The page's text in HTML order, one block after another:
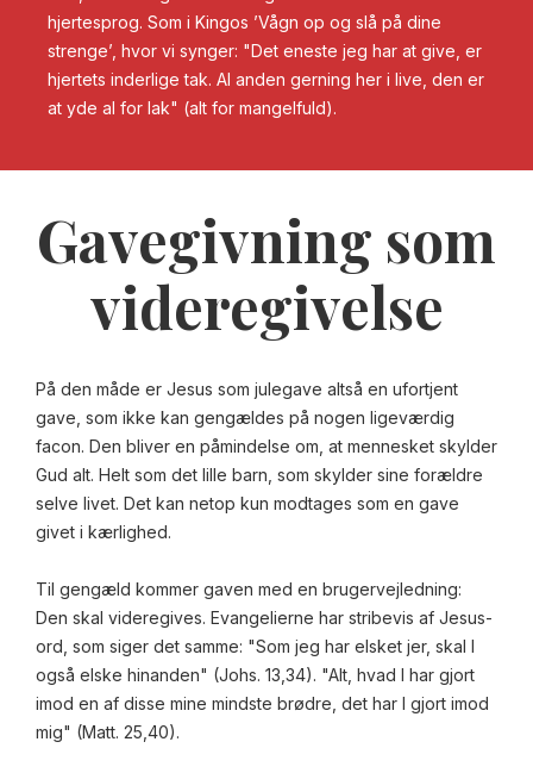
hjertesprog. Som i Kingos ’Vågn op og slå på dine
strenge’, hvor vi synger: "Det eneste jeg har at give, er
hjertets inderlige tak. Al anden gerning her i live, den er
at yde al for lak" (alt for mangelfuld).
Gavegivning som
videregivelse
På den måde er Jesus som julegave altså en ufortjent
gave, som ikke kan gengældes på nogen ligeværdig
facon. Den bliver en påmindelse om, at mennesket skylder
Gud alt. Helt som det lille barn, som skylder sine forældre
selve livet. Det kan netop kun modtages som en gave
givet i kærlighed.
Til gengæld kommer gaven med en brugervejledning:
Den skal videregives. Evangelierne har stribevis af Jesus-
ord, som siger det samme: "Som jeg har elsket jer, skal I
også elske hinanden" (Johs. 13,34). "Alt, hvad I har gjort
imod en af disse mine mindste brødre, det har I gjort imod
mig" (Matt. 25,40).